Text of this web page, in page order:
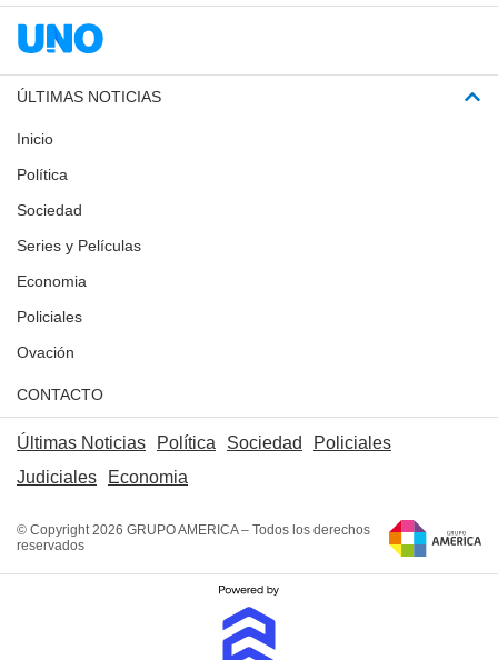
ÚLTIMAS NOTICIAS
Inicio
Política
Sociedad
Series y Películas
Economia
Policiales
Ovación
CONTACTO
Últimas Noticias Política Sociedad
Policiales
Judiciales
Economia
© Copyright 2026 GRUPO AMERICA – Todos los derechos
reservados